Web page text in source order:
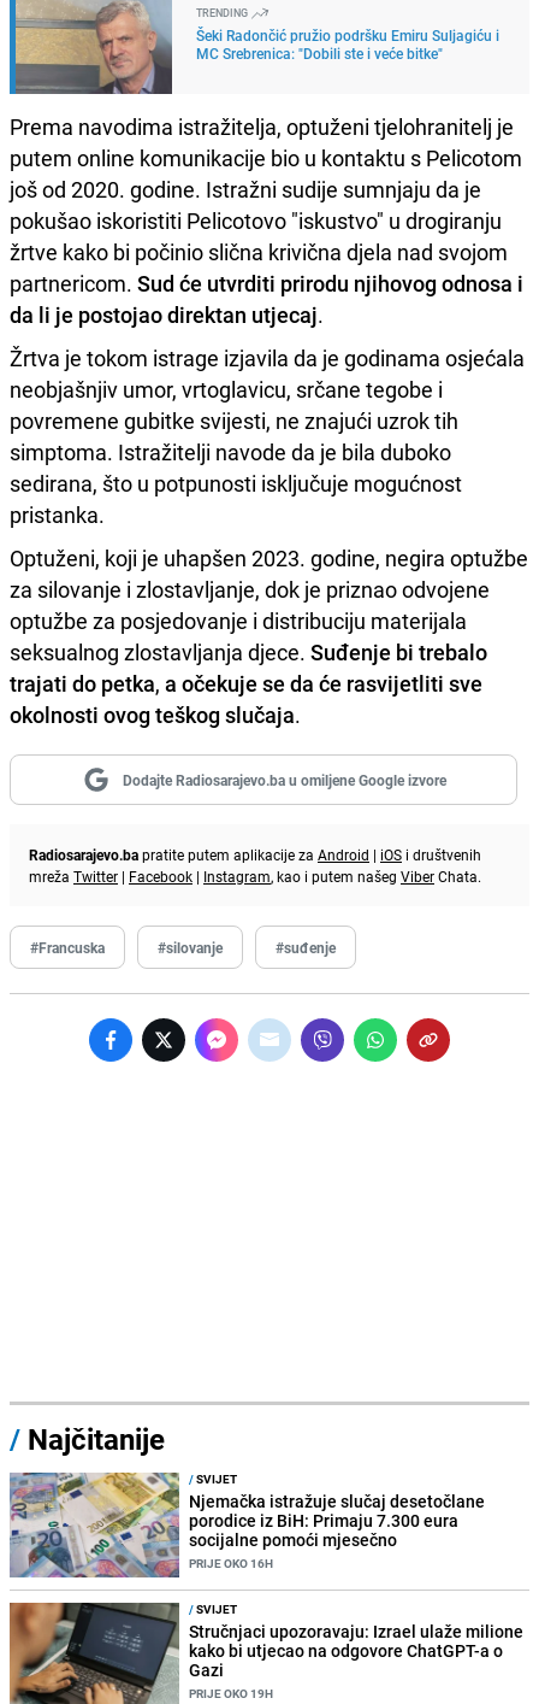
TRENDING
Šeki Radončić pružio podršku Emiru Suljagiću i
MC Srebrenica: "Dobili ste i veće bitke"
Prema navodima istražitelja, optuženi tjelohranitelj je
putem online komunikacije bio u kontaktu s Pelicotom
još od 2020. godine. Istražni sudije sumnjaju da je
pokušao iskoristiti Pelicotovo "iskustvo" u drogiranju
žrtve kako bi počinio slična krivična djela nad svojom
partnericom. Sud će utvrditi prirodu njihovog odnosa i
da li je postojao direktan utjecaj.
Žrtva je tokom istrage izjavila da je godinama osjećala
neobjašnjiv umor, vrtoglavicu, srčane tegobe i
povremene gubitke svijesti, ne znajući uzrok tih
simptoma. Istražitelji navode da je bila duboko
sedirana, što u potpunosti isključuje mogućnost
pristanka.
Optuženi, koji je uhapšen 2023. godine, negira optužbe
za silovanje i zlostavljanje, dok je priznao odvojene
optužbe za posjedovanje i distribuciju materijala
seksualnog zlostavljanja djece. Suđenje bi trebalo
trajati do petka, a očekuje se da će rasvijetliti sve
okolnosti ovog teškog slučaja.
Dodajte Radiosarajevo.ba u omiljene Google izvore
Radiosarajevo.bapratite putem aplikacije za Android | iOS i društvenih
mreža Twitter | Facebook | Instagram, kao i putem našeg ViberChata.
#Francuska #silovanje #suđenje
/ Najčitanije
/SVIJET
Njemačka istražuje slučaj desetočlane
porodice iz BiH: Primaju 7.300 eura
socijalne pomoći mjesečno
PRIJE OKO 16H
/SVIJET
Stručnjaci upozoravaju: Izrael ulaže milione
kako bi utjecao na odgovore ChatGPT-a o
Gazi
PRIJE OKO 19H